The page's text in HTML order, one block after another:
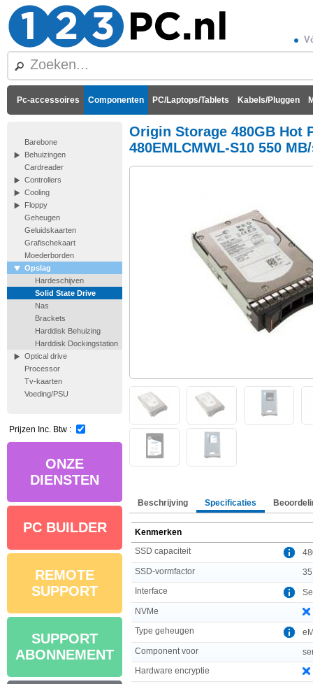
Pc-accessoires Componenten PC/Laptops/Tablets Kabels/Pluggen
Barebone
Behuizingen
Cardreader
Controllers
Cooling
Floppy
Geheugen
Geluidskaarten
Grafischekaart
Moederborden
Opslag
Hardeschijven
Solid State Drive
Nas
Brackets
Harddisk Behuizing
Harddisk Dockingstation
Optical drive
Processor
Tv-kaarten
Voeding/PSU
Prijzen Inc. Btw :
ONZE
DIENSTEN
PC BUILDER
REMOTE
SUPPORT
SUPPORT
ABONNEMENT
Origin Storage 480GB Hot
480EMLCMWL-S10 550
Beschrijving Specificaties
Kenmerken
SSD capaciteit
SSD-vormfactor
35
Interface
NVMe
Type geheugen
Component voor
Hardware encryptie